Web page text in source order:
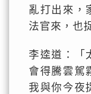
亂打出來，
法官來，也
李逵道：「
會得騰雲駕
我與你今夜